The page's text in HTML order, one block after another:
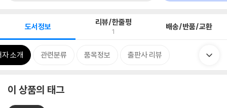
도서정보 리뷰/한줄평
1 배송/반품/교환
자 소개 관련분류 품목정보 출판사 리뷰
이 상품의 태그